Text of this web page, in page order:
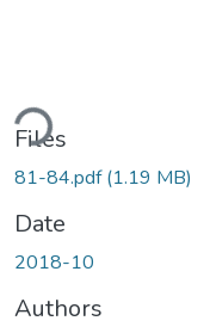
Files
81-84.pdf(1.19 MB)
Date
2018-10
Authors